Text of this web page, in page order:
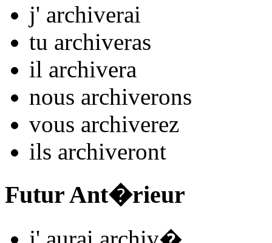
j' archiverai
tu archiveras
il archivera
nous archiverons
vous archiverez
ils archiveront
Futur Ant�rieur